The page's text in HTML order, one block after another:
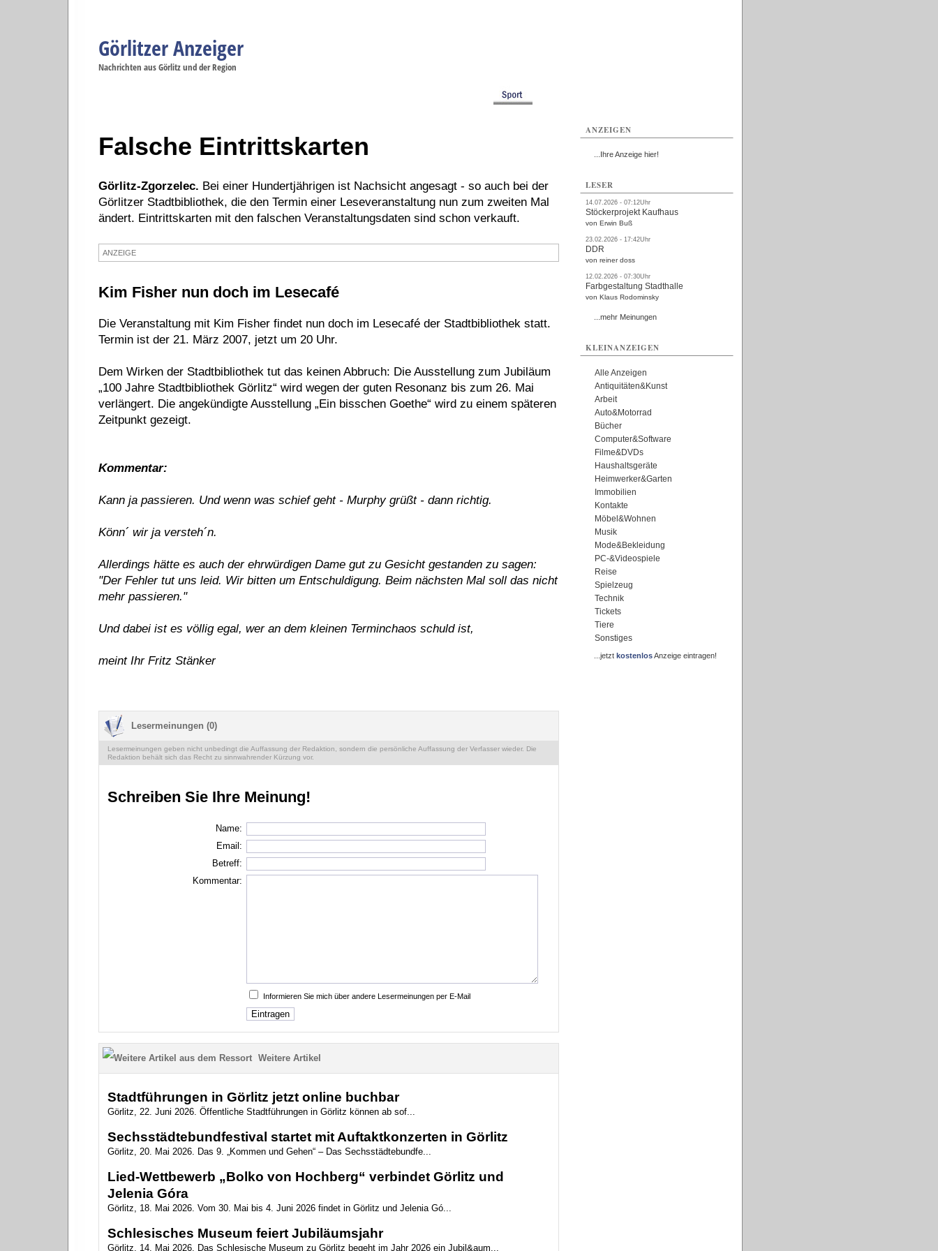
Görlitzer Anzeiger
Nachrichten aus Görlitz und der Region
Falsche Eintrittskarten
Görlitz-Zgorzelec. Bei einer Hundertjährigen ist Nachsicht angesagt - so auch bei der
Görlitzer Stadtbibliothek, die den Termin einer Leseveranstaltung nun zum zweiten Mal
ändert. Eintrittskarten mit den falschen Veranstaltungsdaten sind schon verkauft.
ANZEIGE
Kim Fisher nun doch im Lesecafé
Die Veranstaltung mit Kim Fisher findet nun doch im Lesecafé der Stadtbibliothek statt.
Termin ist der 21. März 2007, jetzt um 20 Uhr.
Dem Wirken der Stadtbibliothek tut das keinen Abbruch: Die Ausstellung zum Jubiläum
„100 Jahre Stadtbibliothek Görlitz“ wird wegen der guten Resonanz bis zum 26. Mai
verlängert. Die angekündigte Ausstellung „Ein bisschen Goethe“ wird zu einem späteren
Zeitpunkt gezeigt.
Kommentar:
Kann ja passieren. Und wenn was schief geht - Murphy grüßt - dann richtig.
Könn´ wir ja versteh´n.
Allerdings hätte es auch der ehrwürdigen Dame gut zu Gesicht gestanden zu sagen:
"Der Fehler tut uns leid. Wir bitten um Entschuldigung. Beim nächsten Mal soll das nicht
mehr passieren."
Und dabei ist es völlig egal, wer an dem kleinen Terminchaos schuld ist,
meint Ihr Fritz Stänker
Lesermeinungen (0)
Lesermeinungen geben nicht unbedingt die Auffassung der Redaktion, sondern die persönliche Auffassung der Verfasser wieder. Die
Redaktion behält sich das Recht zu sinnwahrender Kürzung vor.
Schreiben Sie Ihre Meinung!
Name:
Email:
Betreff:
Kommentar:
Informieren Sie mich über andere Lesermeinungen per E-Mail
Weitere Artikel
Stadtführungen in Görlitz jetzt online buchbar
Görlitz, 22. Juni 2026. Öffentliche Stadtführungen in Görlitz können ab sof...
Sechsstädtebundfestival startet mit Auftaktkonzerten in Görlitz
Görlitz, 20. Mai 2026. Das 9. „Kommen und Gehen“ – Das Sechsstädtebundfe...
Lied-Wettbewerb „Bolko von Hochberg“ verbindet Görlitz und
Jelenia Góra
Görlitz, 18. Mai 2026. Vom 30. Mai bis 4. Juni 2026 findet in Görlitz und Jelenia Gó...
Schlesisches Museum feiert Jubiläumsjahr
Görlitz, 14. Mai 2026. Das Schlesische Museum zu Görlitz begeht im Jahr 2026 ein Jubil&aum...
ANZEIGEN
...Ihre Anzeige hier!
LESER
14.07.2026 - 07:12Uhr
Stöckerprojekt Kaufhaus
von Erwin Buß
23.02.2026 - 17:42Uhr
DDR
von reiner doss
12.02.2026 - 07:30Uhr
Farbgestaltung Stadthalle
von Klaus Rodominsky
...mehr Meinungen
KLEINANZEIGEN
Alle Anzeigen
Antiquitäten&Kunst
Arbeit
Auto&Motorrad
Bücher
Computer&Software
Filme&DVDs
Haushaltsgeräte
Heimwerker&Garten
Immobilien
Kontakte
Möbel&Wohnen
Musik
Mode&Bekleidung
PC-&Videospiele
Reise
Spielzeug
Technik
Tickets
Tiere
Sonstiges
...jetzt kostenlosAnzeige eintragen!